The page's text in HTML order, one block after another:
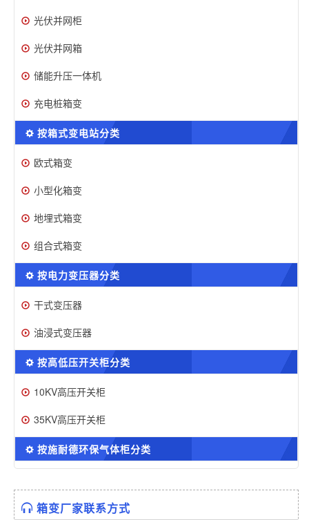
光伏并网柜
光伏并网箱
储能升压一体机
充电桩箱变
按箱式变电站分类
欧式箱变
小型化箱变
地埋式箱变
组合式箱变
按电力变压器分类
干式变压器
油浸式变压器
按高低压开关柜分类
10KV高压开关柜
35KV高压开关柜
按施耐德环保气体柜分类
箱变厂家联系方式